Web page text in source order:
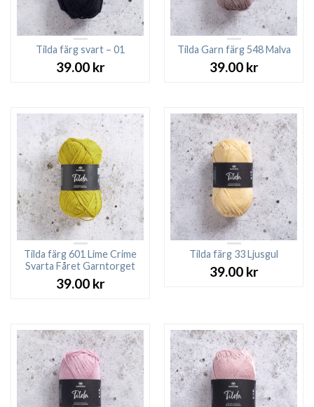
Tilda färg svart – 01
39.00 kr
Tilda Garn färg 548 Malva
39.00 kr
Tilda färg 601 Lime Crime
Svarta Fåret Garntorget
39.00 kr
Tilda färg 33 Ljusgul
39.00 kr